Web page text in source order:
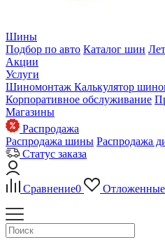
Шины
Подбор по авто Каталог шин
Акции
Услуги
Шиномонтаж Калькулятор
Корпоративное обслуживание
Магазины
Распродажа
Распродажа шины Распродажа
Статус заказа
Сравнение0 Отложенные